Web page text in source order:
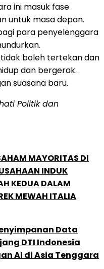
ini masuk fase
untuk masa depan.
para penyelenggara
boleh tertekan dan
dan bergerak.
suasana baru.
Politik dan
MAYORITAS DI
INDUK
KEDUA DALAM
MEWAH ITALIA
Data
DTI Indonesia
AI di Asia Tenggara